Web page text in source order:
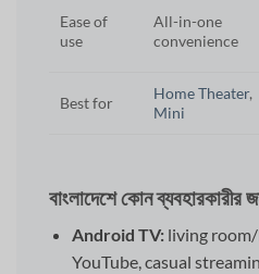
Ease of
use
All-in-one
convenience
Best for
Home Theater,
Mini
বাংলাদেশে কোন
Android TV:living room/
YouTube, casual